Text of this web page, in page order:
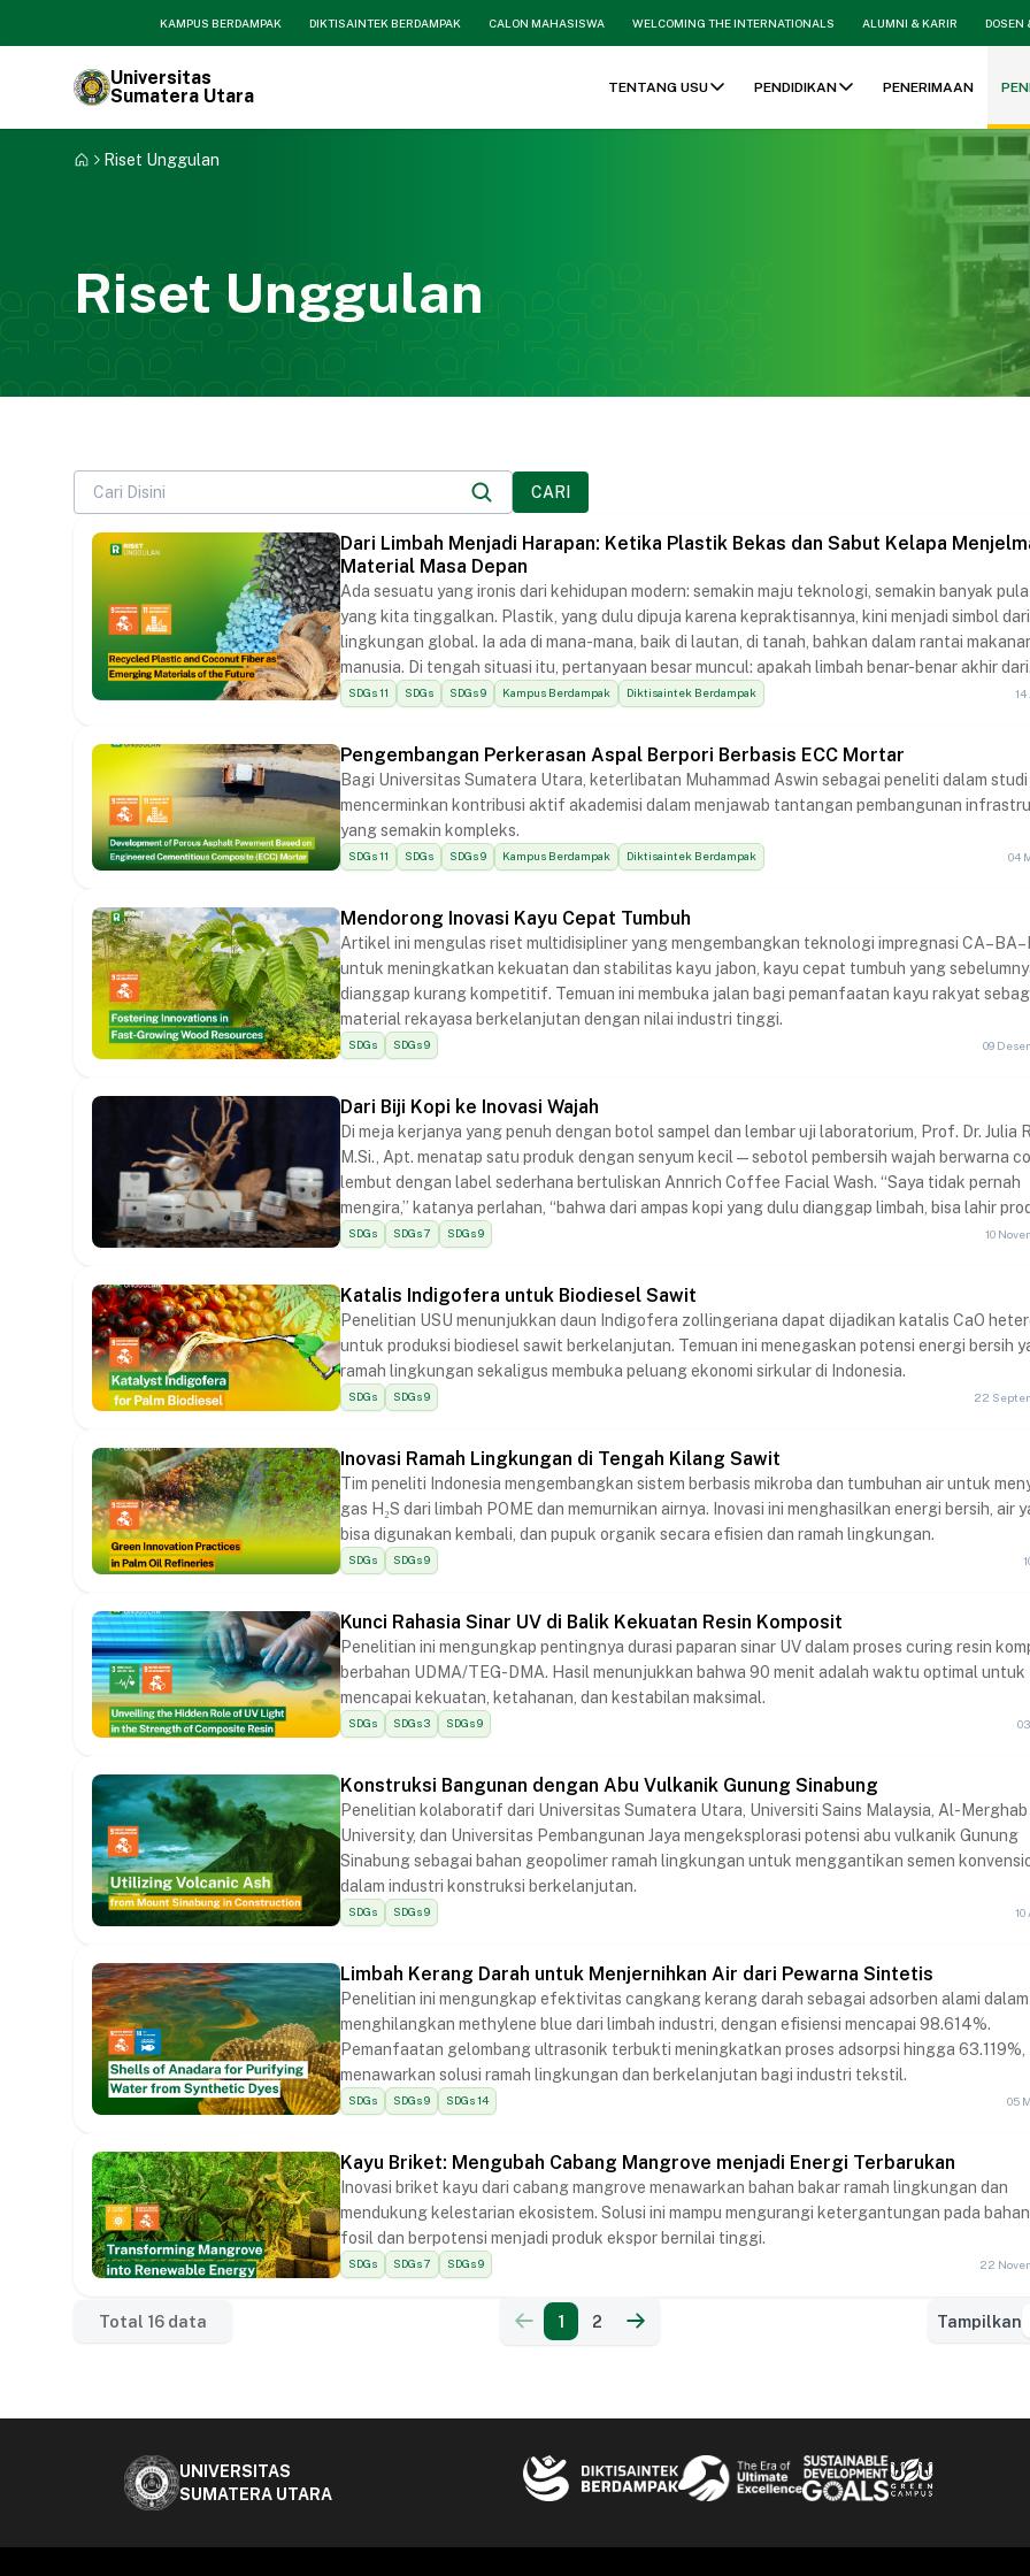
KAMPUS BERDAMPAK DIKTISAINTEK BERDAMPAK CALON MAHASISWA WELCOMING THE INTERNATIONALS ALUMNI & KARIR DOSEN
Universitas
Sumatera Utara
TENTANG USU PENDIDIKAN PENERIMAAN
Riset Unggulan
Riset Unggulan
CARI
Dari Limbah Menjadi Harapan: Ketika Plastik Bekas dan Sabut Kelapa
Material Masa Depan
Ada sesuatu yang ironis dari kehidupan modern: semakin maju teknologi, semakin banyak
yang kita tinggalkan. Plastik, yang dulu dipuja karena kepraktisannya, kini menjadi simbol
lingkungan global. Ia ada di mana-mana, baik di lautan, di tanah, bahkan dalam rantai
manusia. Di tengah situasi itu, pertanyaan besar muncul: apakah limbah benar-benar akhir dari
sebuah siklus, atau justru awal dari sesuatu yang baru?
SDGs 11 SDGs SDGs 9 Kampus Berdampak Diktisaintek Berdampak
Pengembangan Perkerasan Aspal Berpori Berbasis ECC Mortar
Bagi Universitas Sumatera Utara, keterlibatan Muhammad Aswin sebagai peneliti dalam studi
mencerminkan kontribusi aktif akademisi dalam menjawab tantangan pembangunan
yang semakin kompleks.
SDGs 11 SDGs SDGs 9 Kampus Berdampak Diktisaintek Berdampak 04
Mendorong Inovasi Kayu Cepat Tumbuh
Artikel ini mengulas riset multidisipliner yang mengembangkan teknologi impregnasi
untuk meningkatkan kekuatan dan stabilitas kayu jabon, kayu cepat tumbuh yang
dianggap kurang kompetitif. Temuan ini membuka jalan bagi pemanfaatan kayu rakyat
material rekayasa berkelanjutan dengan nilai industri tinggi.
SDGs SDGs 9 09
Dari Biji Kopi ke Inovasi Wajah
Di meja kerjanya yang penuh dengan botol sampel dan lembar uji laboratorium, Prof. Dr. Julia
M.Si., Apt. menatap satu produk dengan senyum kecil—sebotol pembersih wajah berwarna
lembut dengan label sederhana bertuliskan Annrich Coffee Facial Wash. “Saya tidak pernah
mengira,” katanya perlahan, “bahwa dari ampas kopi yang dulu dianggap limbah, bisa lahir
kecantikan dengan nilai ekonomi yang begitu tinggi.”
SDGs SDGs 7 SDGs 9 10
Katalis Indigofera untuk Biodiesel Sawit
Penelitian USU menunjukkan daun Indigofera zollingeriana dapat dijadikan katalis CaO
untuk produksi biodiesel sawit berkelanjutan. Temuan ini menegaskan potensi energi bersih
ramah lingkungan sekaligus membuka peluang ekonomi sirkular di Indonesia.
SDGs SDGs 9 22
Inovasi Ramah Lingkungan di Tengah Kilang Sawit
Tim peneliti Indonesia mengembangkan sistem berbasis mikroba dan tumbuhan air untuk
gas H₂S dari limbah POME dan memurnikan airnya. Inovasi ini menghasilkan energi bersih, air
bisa digunakan kembali, dan pupuk organik secara efisien dan ramah lingkungan.
SDGs SDGs 9
Kunci Rahasia Sinar UV di Balik Kekuatan Resin Komposit
Penelitian ini mengungkap pentingnya durasi paparan sinar UV dalam proses curing resin
berbahan UDMA/TEG-DMA. Hasil menunjukkan bahwa 90 menit adalah waktu optimal untuk
mencapai kekuatan, ketahanan, dan kestabilan maksimal.
SDGs SDGs 3 SDGs 9
Konstruksi Bangunan dengan Abu Vulkanik Gunung Sinabung
Penelitian kolaboratif dari Universitas Sumatera Utara, Universiti Sains Malaysia, Al-Merghab
University, dan Universitas Pembangunan Jaya mengeksplorasi potensi abu vulkanik Gunung
Sinabung sebagai bahan geopolimer ramah lingkungan untuk menggantikan semen
dalam industri konstruksi berkelanjutan.
SDGs SDGs 9
Limbah Kerang Darah untuk Menjernihkan Air dari Pewarna Sintetis
Penelitian ini mengungkap efektivitas cangkang kerang darah sebagai adsorben alami dalam
menghilangkan methylene blue dari limbah industri, dengan efisiensi mencapai 98.614%.
Pemanfaatan gelombang ultrasonik terbukti meningkatkan proses adsorpsi hingga 63.119%,
menawarkan solusi ramah lingkungan dan berkelanjutan bagi industri tekstil.
SDGs SDGs 9 SDGs 14 05
Kayu Briket: Mengubah Cabang Mangrove menjadi Energi Terbarukan
Inovasi briket kayu dari cabang mangrove menawarkan bahan bakar ramah lingkungan dan
mendukung kelestarian ekosistem. Solusi ini mampu mengurangi ketergantungan pada
fosil dan berpotensi menjadi produk ekspor bernilai tinggi.
SDGs SDGs 7 SDGs 9 22
Total 16 data 1 2 Tampilkan
Tampilkan
UNIVERSITAS
SUMATERA UTARA